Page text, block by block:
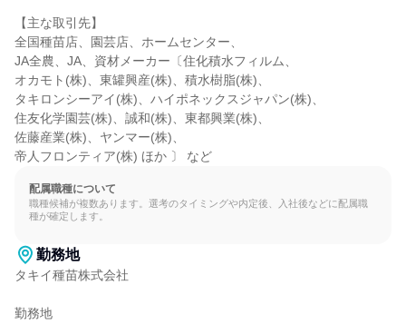
【主な取引先】
全国種苗店、園芸店、ホームセンター、
JA全農、JA、資材メーカー〔住化積水フィルム、
オカモト(株)、東罐興産(株)、積水樹脂(株)、
タキロンシーアイ(株)、ハイポネックスジャパン(株)、
住友化学園芸(株)、誠和(株)、東都興業(株)、
佐藤産業(株)、ヤンマー(株)、
帝人フロンティア(株) ほか 〕 など
配属職種について
職種候補が複数あります。選考のタイミングや内定後、入社後などに配属職
種が確定します。
勤務地
タキイ種苗株式会社
勤務地